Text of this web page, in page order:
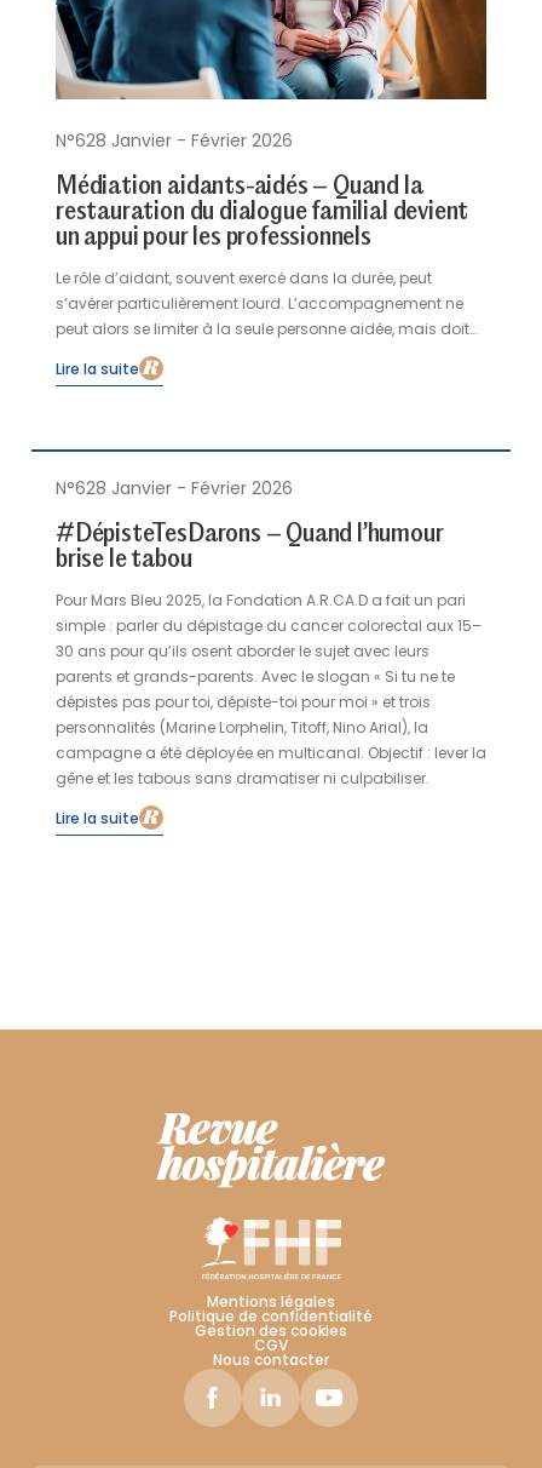
N°628 Janvier - Février 2026
Médiation aidants-aidés – Quand la
restauration du dialogue familial devient
un appui pour les professionnels
Le rôle d’aidant, souvent exercé dans la durée, peut
s’avérer particulièrement lourd. L’accompagnement ne
peut alors se limiter à la seule personne aidée, mais doit
intégrer l’aidant comme acteur à part entière du
parcours.
Lire la suite
N°628 Janvier - Février 2026
#DépisteTesDarons – Quand l’humour
brise le tabou
Pour Mars Bleu 2025, la Fondation A.R.CA.D a fait un pari
simple : parler du dépistage du cancer colorectal aux 15–
30 ans pour qu’ils osent aborder le sujet avec leurs
parents et grands-parents. Avec le slogan « Si tu ne te
dépistes pas pour toi, dépiste-toi pour moi » et trois
personnalités (Marine Lorphelin, Titoff, Nino Arial), la
campagne a été déployée en multicanal. Objectif : lever la
gêne et les tabous sans dramatiser ni culpabiliser.
Lire la suite
Mentions légales
Politique de confidentialité
Gestion des cookies
CGV
Nous contacter